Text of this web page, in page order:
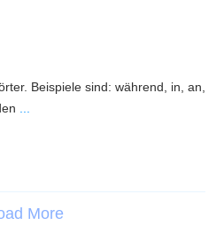
Beispiele sind: während, in, an,
More